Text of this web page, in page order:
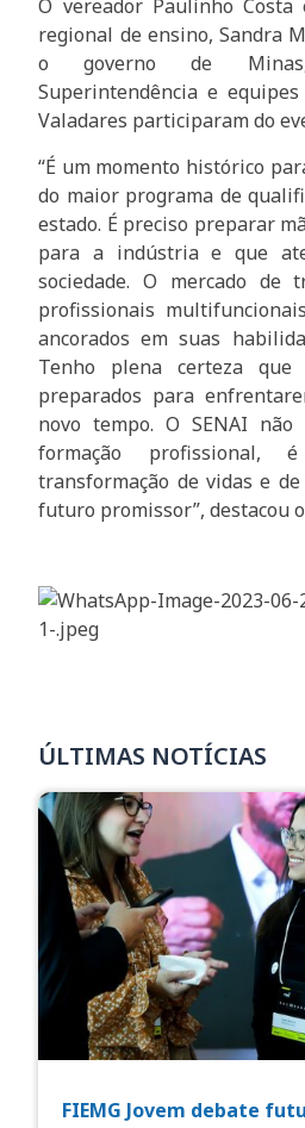
O vereador Paulinho
regional de ensino, Sandra
o governo de
Superintendência e
Valadares participaram do
“É um momento histórico
do maior programa de
estado. É preciso preparar
para a indústria e que
sociedade. O mercado de
profissionais
ancorados em suas
Tenho plena certeza que
preparados para
novo tempo. O SENAI
formação profissional,
transformação de vidas e
futuro promissor”, destacou
ÚLTIMAS NOTÍCIAS
FIEMG Jovem debate